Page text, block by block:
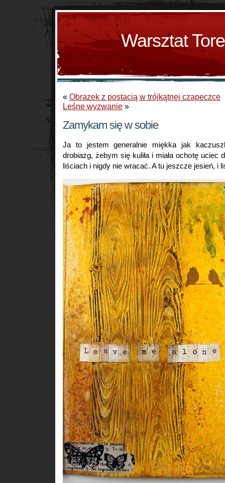
Warsztat
« Obrazek z postacią w trójkątnej czapeczce
Leśne wyzwanie »
Zamykam się w sobie
Ja to jestem generalnie miękka jak
drobiazg, żebym się kuliła i miała ochotę uciec
liściach i nigdy nie wracać. A tu jeszcze jesień, i